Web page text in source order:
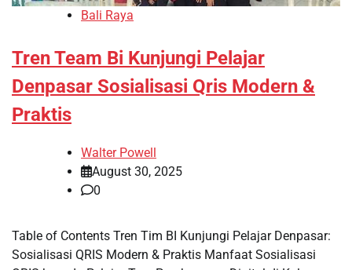
Bali Raya
Tren Team Bi Kunjungi Pelajar
Denpasar Sosialisasi Qris Modern &
Praktis
Walter Powell
August 30, 2025
0
Table of Contents Tren Tim BI Kunjungi Pelajar Denpasar:
Sosialisasi QRIS Modern & Praktis Manfaat Sosialisasi